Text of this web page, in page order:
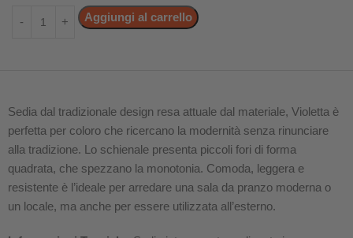
Aggiungi al carrello
Sedia dal tradizionale design resa attuale dal materiale, Violetta è
perfetta per coloro che ricercano la modernità senza rinunciare
alla tradizione. Lo schienale presenta piccoli fori di forma
quadrata, che spezzano la monotonia. Comoda, leggera e
resistente è l’ideale per arredare una sala da pranzo moderna o
un locale, ma anche per essere utilizzata all’esterno.